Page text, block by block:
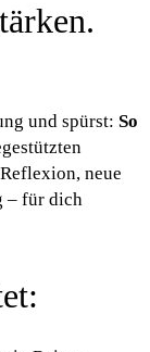
und spürst: So
neue
– für dich